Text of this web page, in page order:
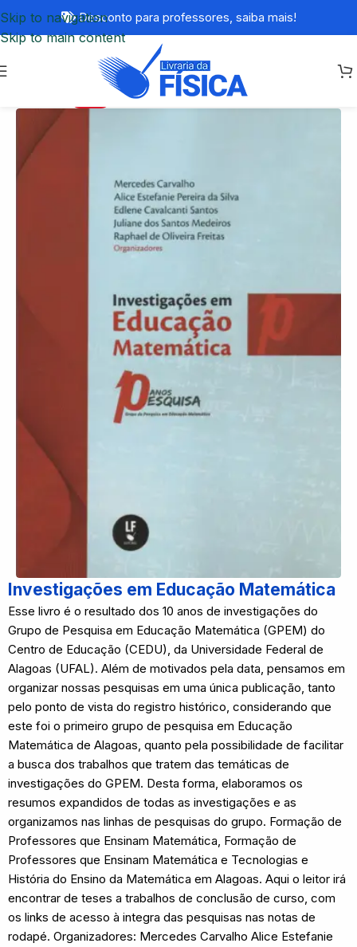
Skip to navigation
Skip to main content
Desconto para professores, saiba mais!
Investigações em Educação Matemática
Esse livro é o resultado dos 10 anos de investigações do
Grupo de Pesquisa em Educação Matemática (GPEM) do
Centro de Educação (CEDU), da Universidade Federal de
Alagoas (UFAL). Além de motivados pela data, pensamos em
organizar nossas pesquisas em uma única publicação, tanto
pelo ponto de vista do registro histórico, considerando que
este foi o primeiro grupo de pesquisa em Educação
Matemática de Alagoas, quanto pela possibilidade de facilitar
a busca dos trabalhos que tratem das temáticas de
investigações do GPEM. Desta forma, elaboramos os
resumos expandidos de todas as investigações e as
organizamos nas linhas de pesquisas do grupo. Formação de
Professores que Ensinam Matemática, Formação de
Professores que Ensinam Matemática e Tecnologias e
História do Ensino da Matemática em Alagoas. Aqui o leitor irá
encontrar de teses a trabalhos de conclusão de curso, com
os links de acesso à integra das pesquisas nas notas de
rodapé. Organizadores: Mercedes Carvalho Alice Estefanie